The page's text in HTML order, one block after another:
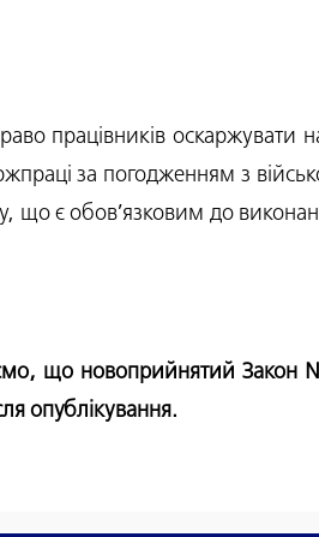
працівників
за погодженням з
що є обов’язковим до
що новоприйнятий Закон №
опублікування.